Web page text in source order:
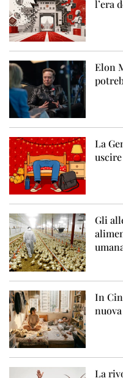
l’era
Elon
La
Gli
In
La